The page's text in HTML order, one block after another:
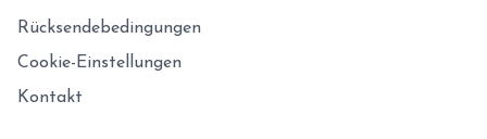
Rücksendebedingungen
Cookie-Einstellungen
Kontakt